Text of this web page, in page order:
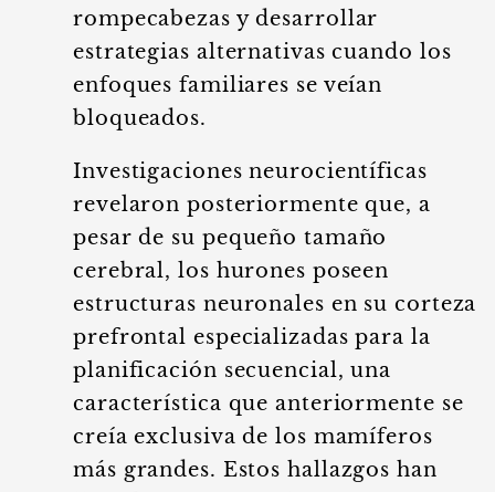
rompecabezas y desarrollar
estrategias alternativas cuando los
enfoques familiares se veían
bloqueados.
Investigaciones neurocientíficas
revelaron posteriormente que, a
pesar de su pequeño tamaño
cerebral, los hurones poseen
estructuras neuronales en su corteza
prefrontal especializadas para la
planificación secuencial, una
característica que anteriormente se
creía exclusiva de los mamíferos
más grandes. Estos hallazgos han